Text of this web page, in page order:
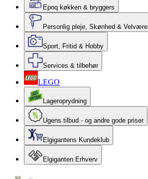
Epoq køkken & bryggers
Personlig pleje, Skønhed & Velvære
Sport, Fritid & Hobby
Services & tilbehør
LEGO
Lageroprydning
Ugens tilbud - og andre gode priser
Elgigantens Kundeklub
Elgiganten Erhverv